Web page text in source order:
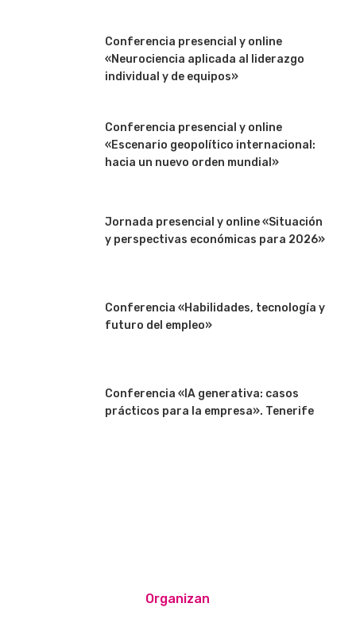
Conferencia presencial y online
«Neurociencia aplicada al liderazgo
individual y de equipos»
Conferencia presencial y online
«Escenario geopolítico internacional:
hacia un nuevo orden mundial»
Jornada presencial y online «Situación
y perspectivas económicas para 2026»
Conferencia «Habilidades, tecnología y
futuro del empleo»
Conferencia «IA generativa: casos
prácticos para la empresa». Tenerife
Organizan